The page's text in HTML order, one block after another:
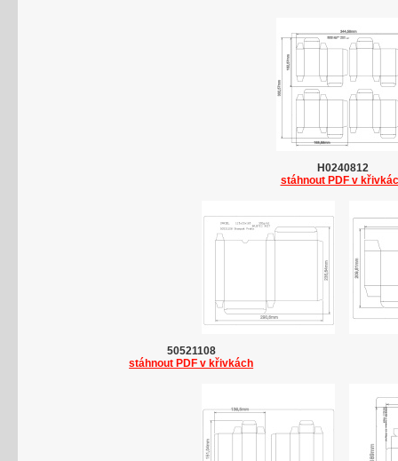
H0240812
stáhnout PDF v
50521108
stáhnout PDF v křivkách